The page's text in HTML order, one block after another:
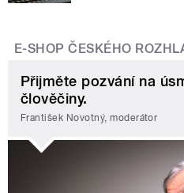
E-SHOP ČESKÉHO
Přijměte pozvání na
člověčiny.
František Novotný, moderátor